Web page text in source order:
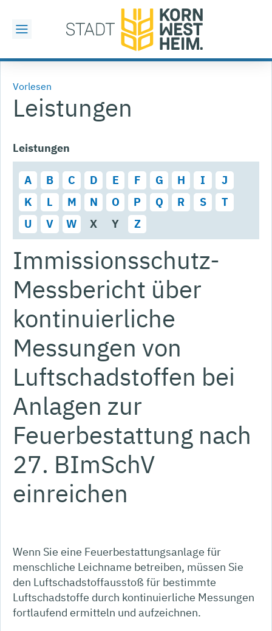
Vorlesen
Leistungen
Leistungen
A B C D E F G H I
J
K
L M N O P Q R S
T
U
V W X Y Z
Immissionsschutz-
Messbericht über
kontinuierliche
Messungen von
Luftschadstoffen bei
Anlagen zur
Feuerbestattung nach
27. BImSchV
einreichen
Wenn Sie eine Feuerbestattungsanlage für
menschliche Leichname betreiben, müssen Sie
den Luftschadstoffausstoß für bestimmte
Luftschadstoffe durch kontinuierliche Messungen
fortlaufend ermitteln und aufzeichnen.